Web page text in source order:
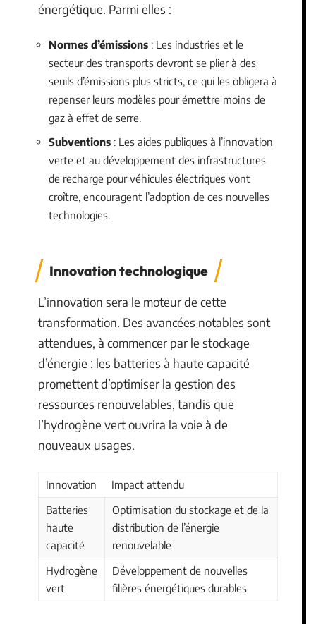
énergétique. Parmi elles :
Normes d’émissions : Les industries et le
secteur des transports devront se plier à des
seuils d’émissions plus stricts, ce qui les obligera à
repenser leurs modèles pour émettre moins de
gaz à effet de serre.
Subventions : Les aides publiques à l’innovation
verte et au développement des infrastructures
de recharge pour véhicules électriques vont
croître, encouragent l’adoption de ces nouvelles
technologies.
Innovation technologique
L’innovation sera le moteur de cette
transformation. Des avancées notables sont
attendues, à commencer par le stockage
d’énergie : les batteries à haute capacité
promettent d’optimiser la gestion des
ressources renouvelables, tandis que
l’hydrogène vert ouvrira la voie à de
nouveaux usages.
Innovation
Impact attendu
Batteries
haute
capacité
Optimisation du stockage et de la
distribution de l’énergie
renouvelable
Hydrogène
vert
Développement de nouvelles
filières énergétiques durables